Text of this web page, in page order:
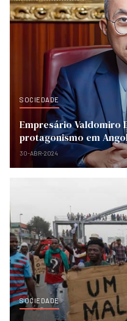
SOCIEDADE
Empresário Valdomiro
protagonismo em
30-ABR-2024
SOCIEDADE